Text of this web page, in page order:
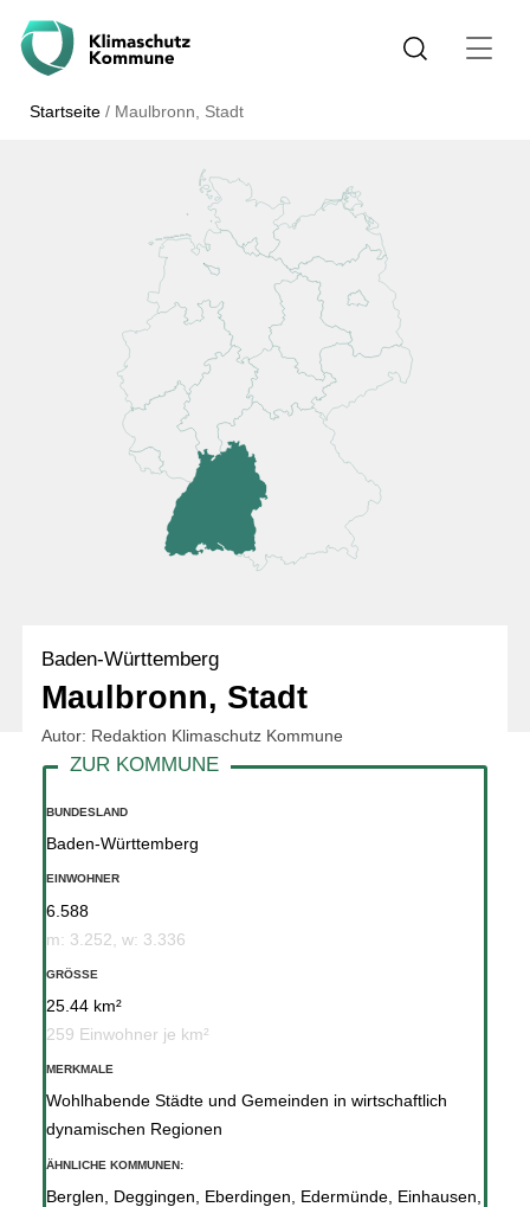
Startseite / Maulbronn, Stadt
Baden-Württemberg
Maulbronn, Stadt
Autor: Redaktion Klimaschutz Kommune
BUNDESLAND
Baden-Württemberg
EINWOHNER
6.588
m: 3.252, w: 3.336
GRÖSSE
25.44 km²
259 Einwohner je km²
MERKMALE
Wohlhabende Städte und Gemeinden in wirtschaftlich
dynamischen Regionen
ÄHNLICHE KOMMUNEN:
Berglen Deggingen Eberdingen Edermünde, Einhausen